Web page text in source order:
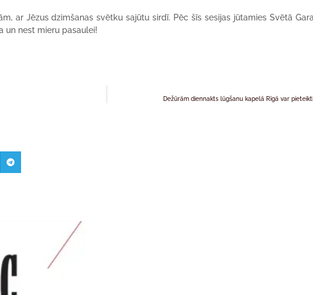
ar Jēzus dzimšanas svētku sajūtu sirdī. Pēc šīs sesijas jūtamies Svētā
un nest mieru pasaulei!
Dežūrām diennakts lūgšanu kapelā Rīgā var